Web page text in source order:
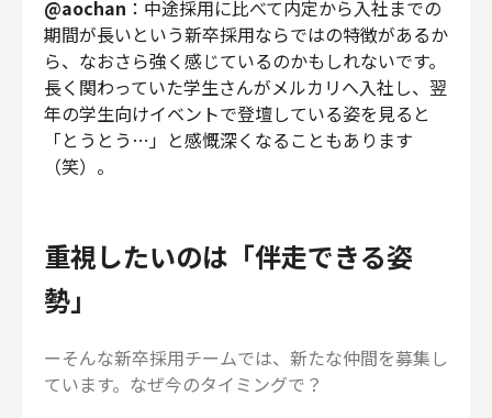
@aochan ：中途採用に比べて内定から入社までの
期間が長いという新卒採用ならではの特徴があるか
ら、なおさら強く感じているのかもしれないです。
長く関わっていた学生さんがメルカリへ入社し、翌
年の学生向けイベントで登壇している姿を見ると
「とうとう…」と感慨深くなることもあります
（笑）。
重視したいのは「伴走できる姿
勢」
ーそんな新卒採用チームでは、新たな仲間を募集し
ています。なぜ今のタイミングで？